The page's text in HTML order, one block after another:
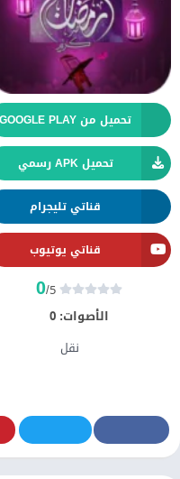
تحميل من GOOGLE PLAY
تحميل APK رسمي
قناتي تليجرام
قناتي يوتيوب
0/5
الأصوات: 0
نقل